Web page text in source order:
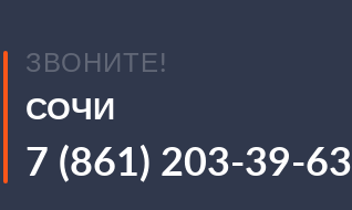
ЗВОНИТЕ!
СОЧИ
7 (861) 203-39-63